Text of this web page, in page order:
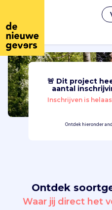
Nederlands
Vrijwilligerswerk
🚨 Dit project
aantal
Inschrijven is
Ontdek hieronder
Ontdek
Waar jij direct het